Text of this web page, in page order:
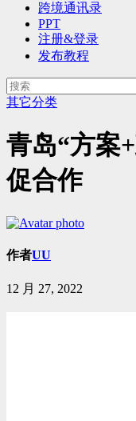
跨境通讯录
PPT
注册&登录
发布教程
其它分类
青岛“方案
促合作
作者UU
12 月 27, 2022